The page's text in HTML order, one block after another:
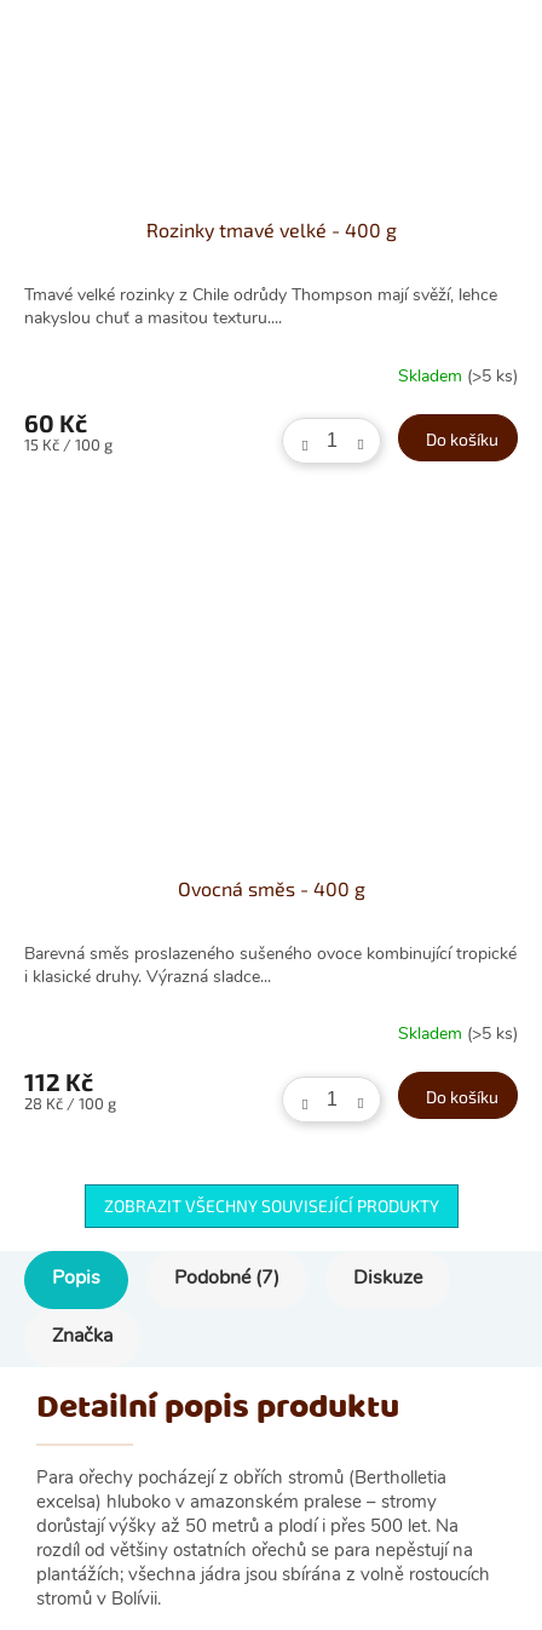
Rozinky tmavé velké - 400 g
Tmavé velké rozinky z Chile odrůdy Thompson mají svěží, lehce
nakyslou chuť a masitou texturu....
Skladem (>5 ks)
60 Kč
Měrná
15 Kč / 100 g Do košíku
Ovocná směs - 400 g
Barevná směs proslazeného sušeného ovoce kombinující tropické
i klasické druhy. Výrazná sladce...
Skladem (>5 ks)
112 Kč
Měrná
28 Kč / 100 g Do košíku
ZOBRAZIT VŠECHNY SOUVISEJÍCÍ PRODUKTY
Popis Podobné (7) Diskuze
Značka
Detailní popis produktu
Para ořechy pocházejí z obřích stromů (Bertholletia
excelsa) hluboko v amazonském pralese – stromy
dorůstají výšky až 50 metrů a plodí i přes 500 let. Na
rozdíl od většiny ostatních ořechů se para nepěstují na
plantážích; všechna jádra jsou sbírána z volně rostoucích
stromů v Bolívii.